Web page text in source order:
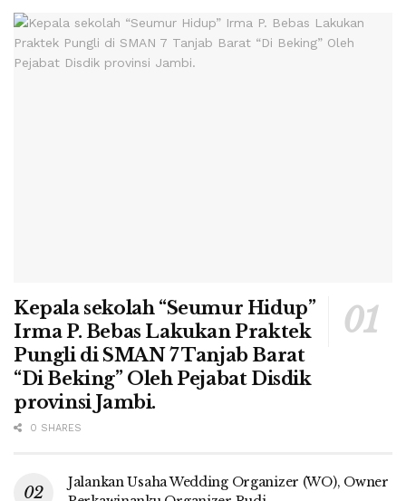
Kepala sekolah “Seumur Hidup”
Irma P. Bebas Lakukan Praktek
Pungli di SMAN 7 Tanjab Barat
“Di Beking” Oleh Pejabat Disdik
provinsi Jambi.
0 SHARES
Jalankan Usaha Wedding Organizer (WO), Owner